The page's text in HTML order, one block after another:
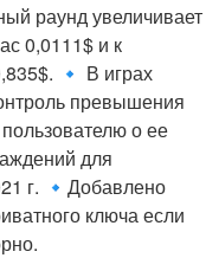
раунд увеличивает
0,0111$ и к
🔹 В играх
превышения
о ее
для
г. 🔹Добавлено
ключа если